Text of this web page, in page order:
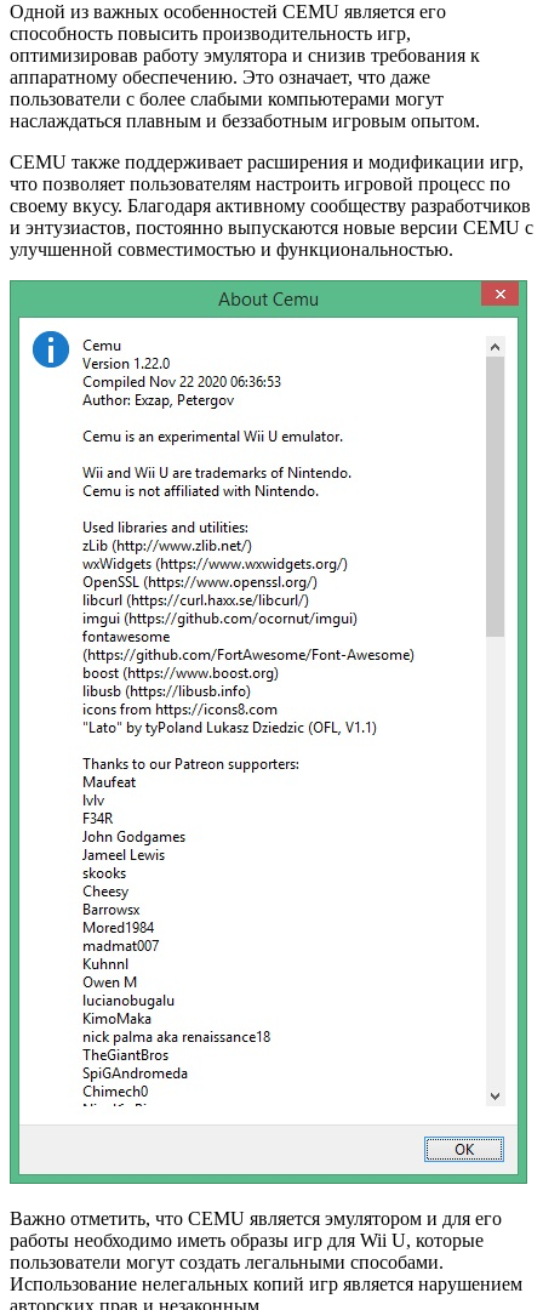
Одной из важных особенностей CEMU является его
способность повысить производительность игр,
оптимизировав работу эмулятора и снизив требования к
аппаратному обеспечению. Это означает, что даже
пользователи с более слабыми компьютерами могут
наслаждаться плавным и беззаботным игровым опытом.
CEMU также поддерживает расширения и модификации игр,
что позволяет пользователям настроить игровой процесс по
своему вкусу. Благодаря активному сообществу разработчиков
и энтузиастов, постоянно выпускаются новые версии CEMU с
улучшенной совместимостью и функциональностью.
Важно отметить, что CEMU является эмулятором и для его
работы необходимо иметь образы игр для Wii U, которые
пользователи могут создать легальными способами.
Использование нелегальных копий игр является нарушением